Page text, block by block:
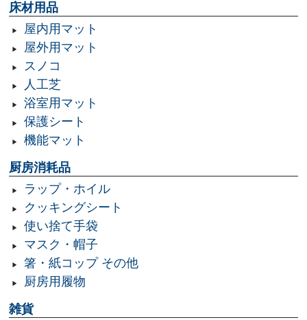
床材用品
屋内用マット
屋外用マット
スノコ
人工芝
浴室用マット
保護シート
機能マット
厨房消耗品
ラップ・ホイル
クッキングシート
使い捨て手袋
マスク・帽子
箸・紙コップ その他
厨房用履物
雑貨